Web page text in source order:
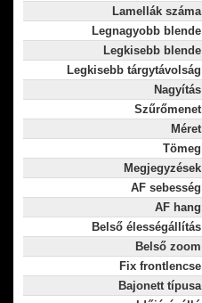
Lamellák száma
Legnagyobb blende
Legkisebb blende
Legkisebb tárgytávolság
Nagyítás
Szűrőmenet
Méret
Tömeg
Megjegyzések
AF sebesség
AF hang
Belső élességállítás
Belső zoom
Fix frontlencse
Bajonett típusa